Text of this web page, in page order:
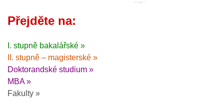
Přejděte na:
I. stupně bakalářské »
II. stupně – magisterské »
Doktorandské studium »
MBA »
Fakulty »